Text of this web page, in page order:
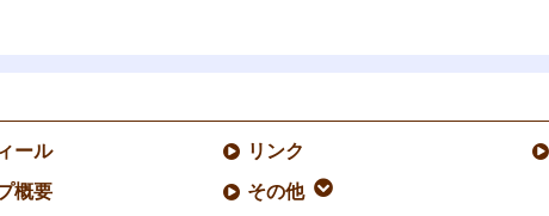
ール
概要
リンク
その他